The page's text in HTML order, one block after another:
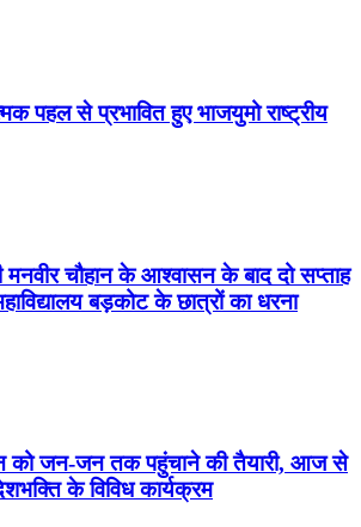
पहल से प्रभावित हुए भाजयुमो राष्ट्रीय
मनवीर चौहान के आश्वासन के बाद दो सप्ताह
बड़कोट के छात्रों का धरना
को जन-जन तक पहुंचाने की तैयारी, आज से
के विविध कार्यक्रम